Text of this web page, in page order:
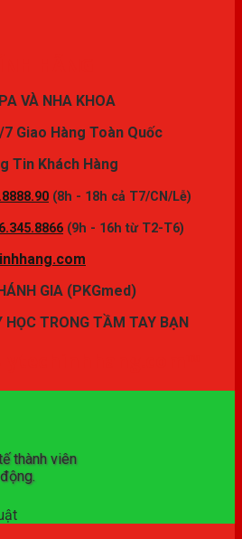
VÀ NHA KHOA
Giao Hàng Toàn Quốc
Tin Khách Hàng
(8h - 18h cả T7/CN/Lễ)
(9h - 16h từ T2-T6)
GIA (PKGmed)
TRONG TẦM TAY BẠN
thành viên